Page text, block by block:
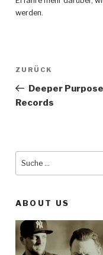
werden.
Vorheriger
ZURÜCK
Deeper Purpose
Records
ABOUT US